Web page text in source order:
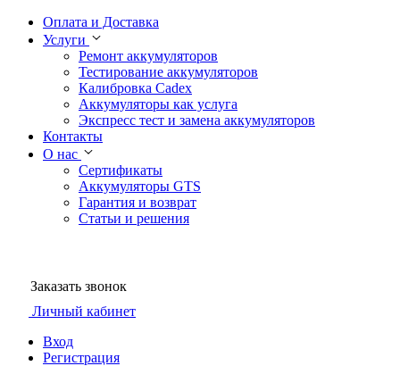
Оплата и Доставка
Услуги
Ремонт аккумуляторов
Тестирование аккумуляторов
Калибровка Cadex
Аккумуляторы как услуга
Экспресс тест и замена аккумуляторов
Контакты
О нас
Сертификаты
Аккумуляторы GTS
Гарантия и возврат
Статьи и решения
Заказать звонок
Личный кабинет
Вход
Регистрация